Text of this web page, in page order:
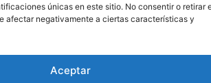
únicas en este sitio. No consentir o retirar
afectar negativamente a ciertas características y
Aceptar
Conócenos